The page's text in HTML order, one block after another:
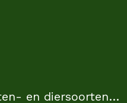
en diersoorten…